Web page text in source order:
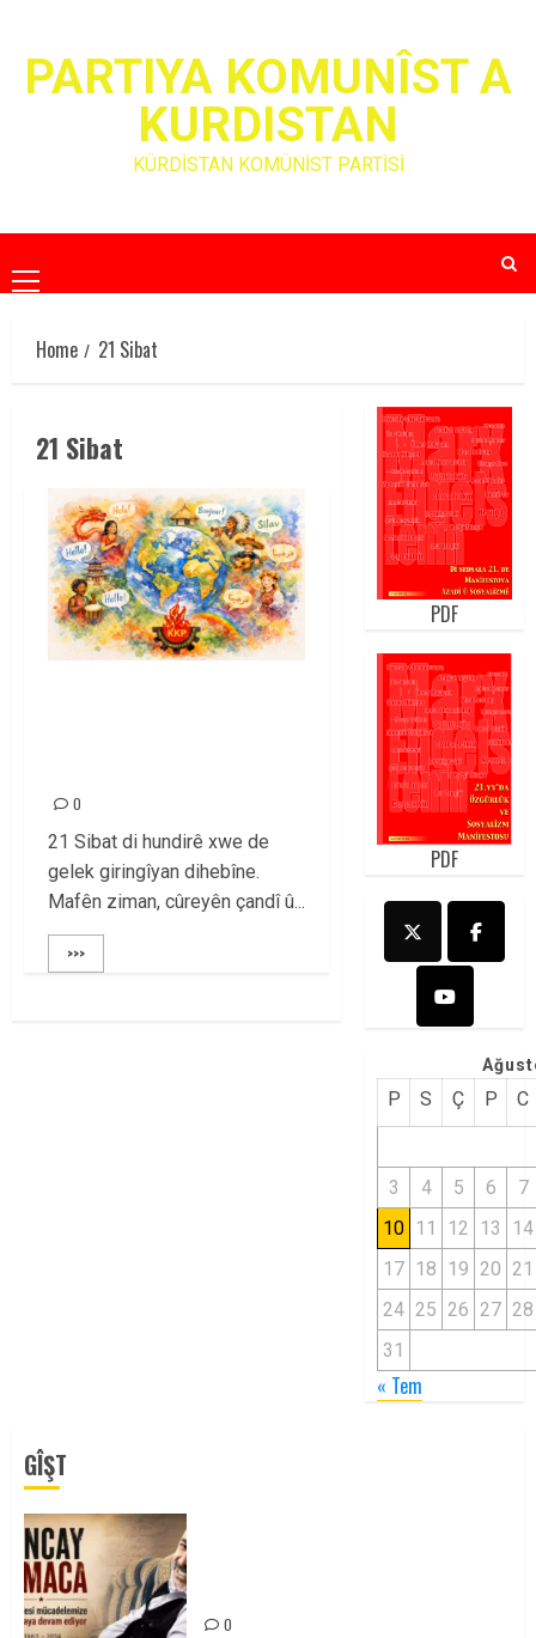
contentPARTIYA KOMUNÎST A
KURDISTAN
KÜRDİSTAN KOMÜNİST PARTİSİ
Primary
Menu
Home
21 Sibat
21 Sibat
0
21 Sibat di hundirê xwe de
gelek giringîyan dihebîne.
Mafên ziman, cûreyên çandî û...
>>>
PDF
PDF
P S Ç P C
3 4 5 6
7
10 11 12 13
14
17 18 19 20 21
24 25 26 27 28
31
« Tem
GÎŞT
0